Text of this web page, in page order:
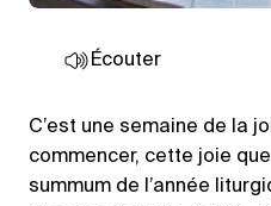
Écouter
C’est une semaine de la
commencer, cette joie
summum de l’année